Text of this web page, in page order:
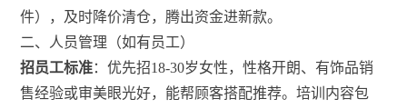
件），及时降价清仓，腾出资金进新款。
二、人员管理（如有员工）
招员工标准：优先招18-30岁女性，性格开朗、有饰品销
售经验或审美眼光好，能帮顾客搭配推荐。培训内容包